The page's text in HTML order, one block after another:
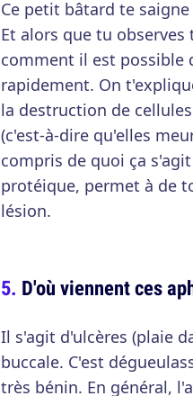
Ce petit bâtard te
Et alors que tu
comment il est possible
rapidement. On
la destruction de
(c'est-à-dire qu'elles
compris de quoi ça
protéique, permet à de
lésion.
D'où viennent ces
Il s'agit d'ulcères (plaie
buccale. C'est
très bénin. En général,